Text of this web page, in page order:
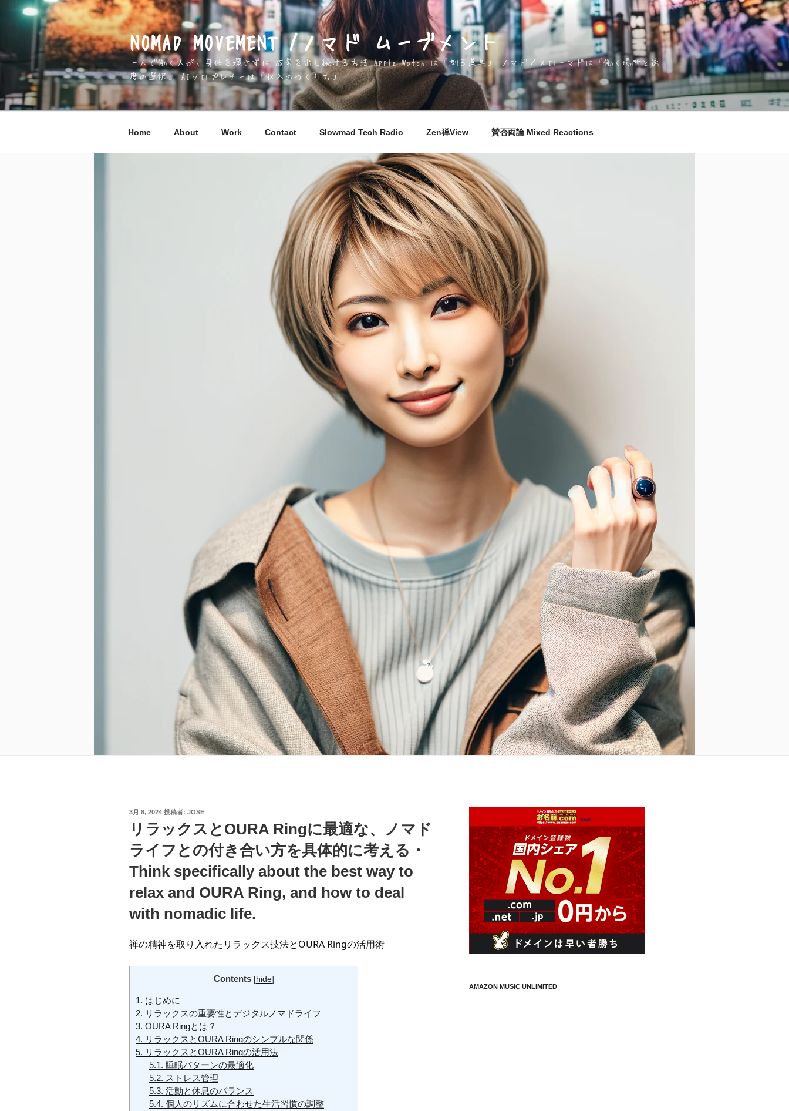
キ
NOMAD MOVEMENT /ノマド ムーブメント
一人で働く人が、身体を壊さずに 成果を出し続ける方法 Apple Watch は「測る道具」 ノマド／スローマドは「働く場所と速
度の選択」 AIソロプレナーは「収入のつくり方」
Home About Work Contact Slowmad Tech Radio Zen禅View 賛否両論 Mixed Reactions
投
日:
3月 8, 2024 投稿者: JOSE
リラックスとOURA Ringに最適な、ノマド
ライフとの付き合い方を具体的に考える・
Think specifically about the best way to
relax and OURA Ring, and how to deal
with nomadic life.
禅の精神を取り入れたリラックス技法とOURA Ringの活用術
Contents [hide]
1. はじめに
2. リラックスの重要性とデジタルノマドライフ
3. OURA Ringとは？
4. リラックスとOURA Ringのシンプルな関係
5. リラックスとOURA Ringの活用法
5.1. 睡眠パターンの最適化
5.2. ストレス管理
5.3. 活動と休息のバランス
5.4. 個人のリズムに合わせた生活習慣の調整
AMAZON MUSIC UNLIMITED